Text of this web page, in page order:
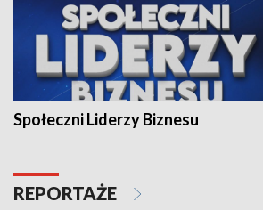
Społeczni Liderzy Biznesu
REPORTAŻE